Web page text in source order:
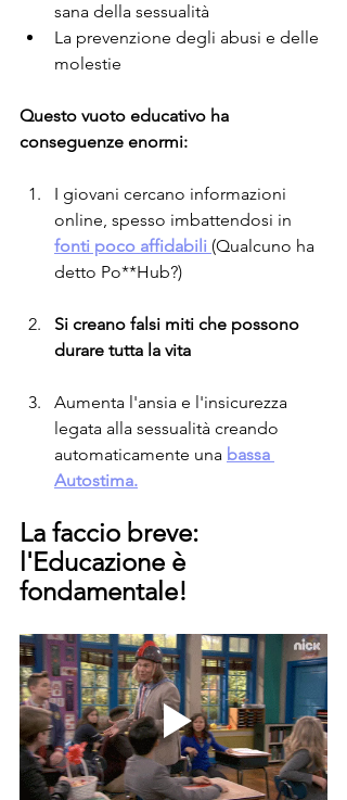
sana della sessualità
La prevenzione degli abusi e delle
molestie
Questo vuoto educativo ha
conseguenze enormi:
I giovani cercano informazioni
online, spesso imbattendosi in
fonti poco affidabili (Qualcuno ha
detto Po**Hub?)
Si creano falsi miti che possono
durare tutta la vita
Aumenta l'ansia e l'insicurezza
legata alla sessualità creando
automaticamente una bassa
Autostima.
La faccio breve:
l'Educazione è
fondamentale!